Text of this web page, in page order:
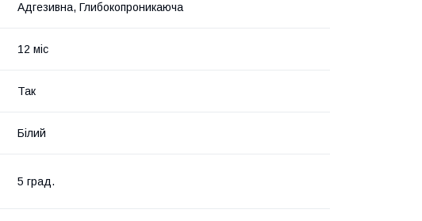
Адгезивна, Глибокопроникаюча
12 міс
Так
Білий
5 град.